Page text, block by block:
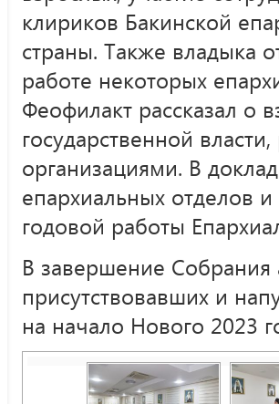
клириков Бакинской
страны. Также владыка
работе некоторых
Феофилакт рассказал о
государственной
организациями. В
епархиальных отделов
годовой работы
В завершение Собрания
присутствовавших и
на начало Нового 2023